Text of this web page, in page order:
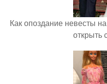
Как опоздание невесты
открыть